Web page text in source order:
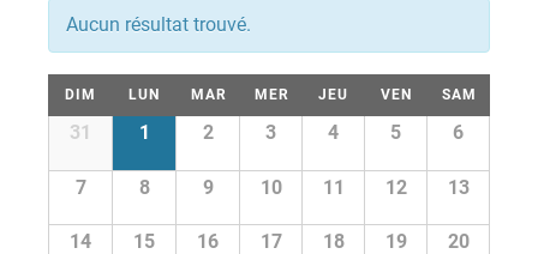
vues
Évènements
vues
évènement
Aucun résultat trouvé.
Calendrier
de
Évènements
Calendrier
Évènements
DIM LUN MAR MER JEU VEN SAM
31 1 2 3 4 5 6
7 8 9 10 11 12 13
14 15 16 17 18 19 20